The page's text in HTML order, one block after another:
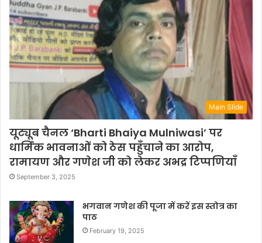
Main Slide
यूट्यूब चैनल ‘Bharti Bhaiya Mulniwasi’ पर
धार्मिक भावनाओं को ठेस पहुँचाने का आरोप,
रामायण और गणेश जी को लेकर अभद्र टिप्पणियाँ
September 3, 2025
भगवान गणेश की पूजा में करें इस स्तोत्र का
पाठ
February 19, 2025